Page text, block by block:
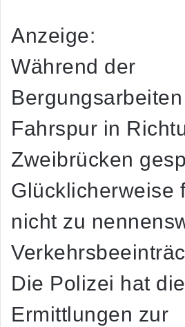
Anzeige:
Während der
Fahrspur in
Zweibrücken
Glücklicherweise
nicht zu
Die Polizei hat die
Ermittlungen zur